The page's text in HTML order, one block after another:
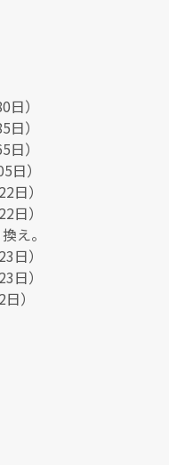
）
）
）
）
日）
日）
え。
日）
日）
）